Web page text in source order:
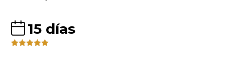
15 días